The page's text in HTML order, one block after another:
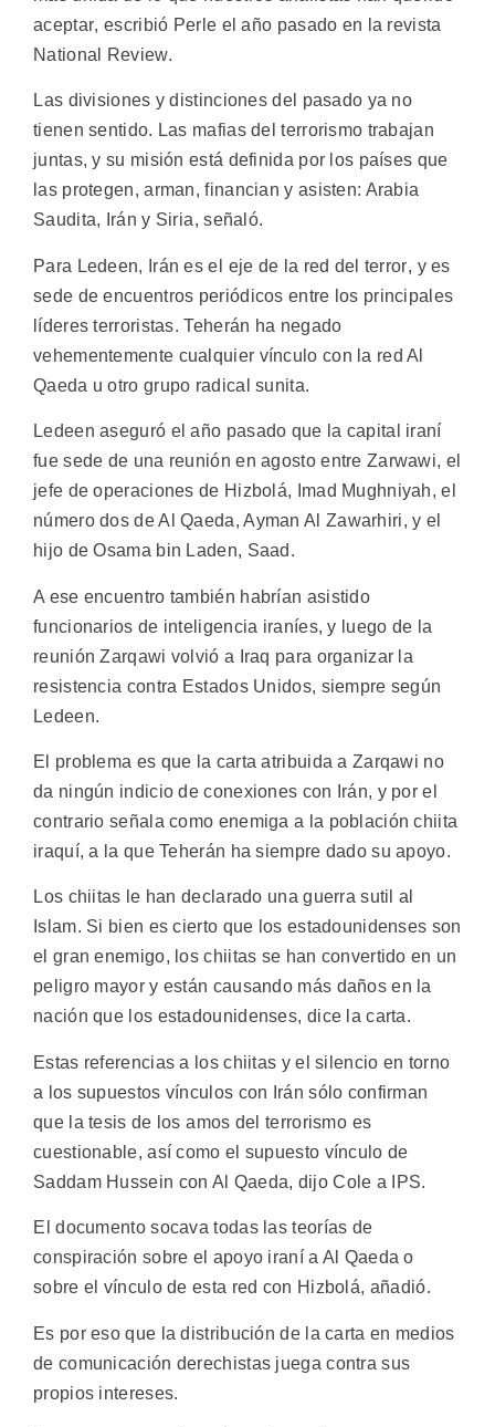
aceptar, escribió Perle el año pasado en la revista
National Review.
Las divisiones y distinciones del pasado ya no
tienen sentido. Las mafias del terrorismo trabajan
juntas, y su misión está definida por los países que
las protegen, arman, financian y asisten: Arabia
Saudita, Irán y Siria, señaló.
Para Ledeen, Irán es el eje de la red del terror, y es
sede de encuentros periódicos entre los principales
líderes terroristas. Teherán ha negado
vehementemente cualquier vínculo con la red Al
Qaeda u otro grupo radical sunita.
Ledeen aseguró el año pasado que la capital iraní
fue sede de una reunión en agosto entre Zarwawi, el
jefe de operaciones de Hizbolá, Imad Mughniyah, el
número dos de Al Qaeda, Ayman Al Zawarhiri, y el
hijo de Osama bin Laden, Saad.
A ese encuentro también habrían asistido
funcionarios de inteligencia iraníes, y luego de la
reunión Zarqawi volvió a Iraq para organizar la
resistencia contra Estados Unidos, siempre según
Ledeen.
El problema es que la carta atribuida a Zarqawi no
da ningún indicio de conexiones con Irán, y por el
contrario señala como enemiga a la población chiita
iraquí, a la que Teherán ha siempre dado su apoyo.
Los chiitas le han declarado una guerra sutil al
Islam. Si bien es cierto que los estadounidenses son
el gran enemigo, los chiitas se han convertido en un
peligro mayor y están causando más daños en la
nación que los estadounidenses, dice la carta.
Estas referencias a los chiitas y el silencio en torno
a los supuestos vínculos con Irán sólo confirman
que la tesis de los amos del terrorismo es
cuestionable, así como el supuesto vínculo de
Saddam Hussein con Al Qaeda, dijo Cole a IPS.
El documento socava todas las teorías de
conspiración sobre el apoyo iraní a Al Qaeda o
sobre el vínculo de esta red con Hizbolá, añadió.
Es por eso que la distribución de la carta en medios
de comunicación derechistas juega contra sus
propios intereses.